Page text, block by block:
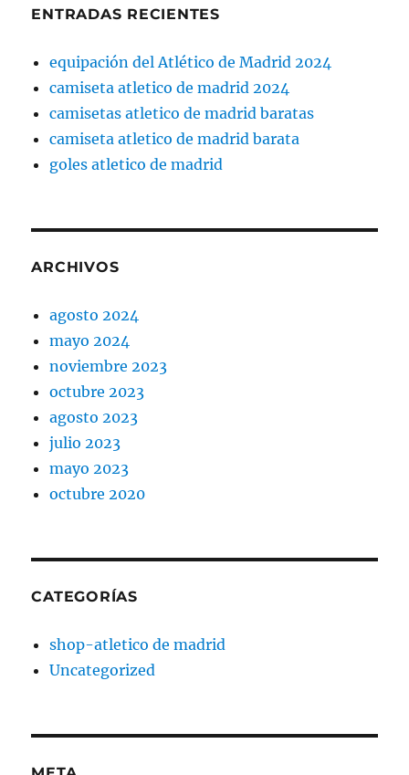
ENTRADAS RECIENTES
equipación del Atlético de Madrid 2024
camiseta atletico de madrid 2024
camisetas atletico de madrid baratas
camiseta atletico de madrid barata
goles atletico de madrid
ARCHIVOS
agosto 2024
mayo 2024
noviembre 2023
octubre 2023
agosto 2023
julio 2023
mayo 2023
octubre 2020
CATEGORÍAS
shop-atletico de madrid
Uncategorized